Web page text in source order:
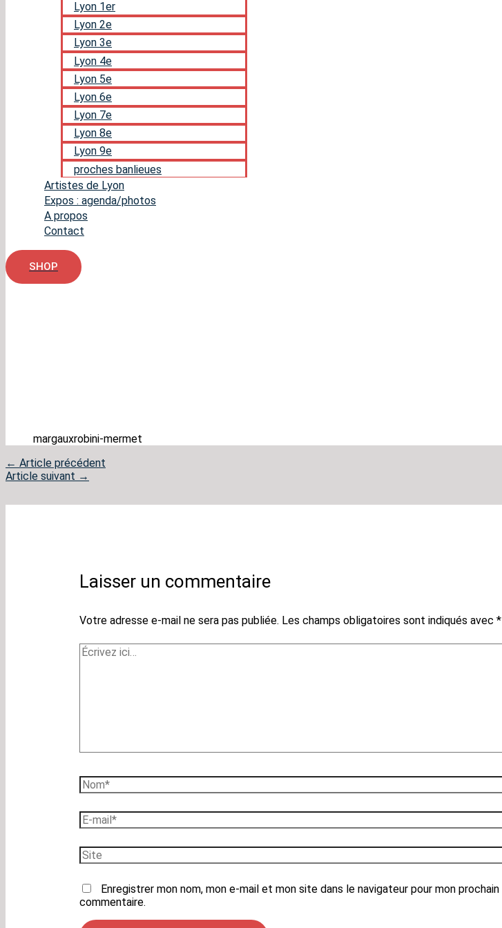
Lyon 1er
Lyon 2e
Lyon 3e
Lyon 4e
Lyon 5e
Lyon 6e
Lyon 7e
Lyon 8e
Lyon 9e
proches banlieues
Artistes de Lyon
Expos : agenda/photos
A propos
Contact
SHOP
margauxrobini-mermet
← Article précédent
Article suivant →
Laisser un commentaire
Votre adresse e-mail ne sera pas publiée. Les champs obligatoires sont indiqués avec *
Écrivez
Nom*
E-
mail*
Site
Enregistrer mon nom, mon e-mail et mon site dans le navigateur pour mon prochain
commentaire.